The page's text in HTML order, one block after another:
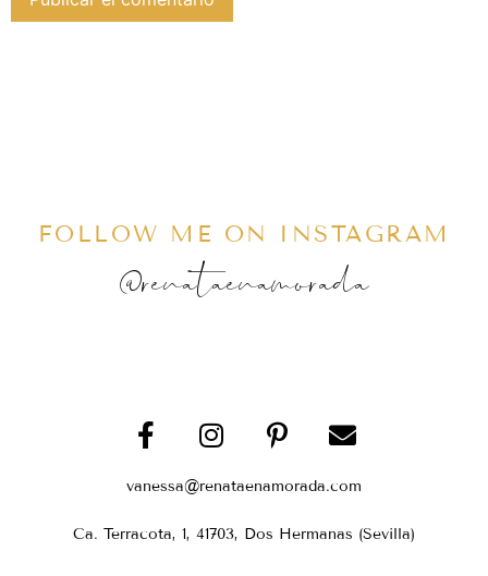
FOLLOW ME ON INSTAGRAM
@renataenamorada
vanessa@renataenamorada.com
Ca. Terracota, 1, 41703, Dos Hermanas (Sevilla)